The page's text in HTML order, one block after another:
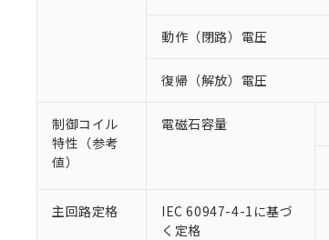
動作（閉路）電圧
復帰（解放）電圧
制御コイル
特性（参考
値）
電磁石容量
主回路定格
IEC 60947-4-1に基づ
く定格